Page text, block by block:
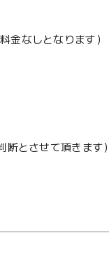
金なしとなります）
とさせて頂きます）